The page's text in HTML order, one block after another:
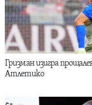
Гризман изигра
Атлетико